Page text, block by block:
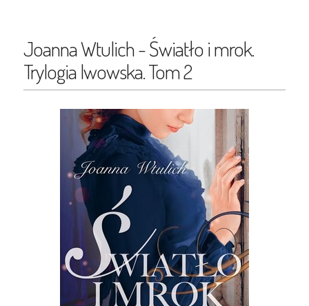
Joanna Wtulich - Światło i mrok.
Trylogia lwowska. Tom 2